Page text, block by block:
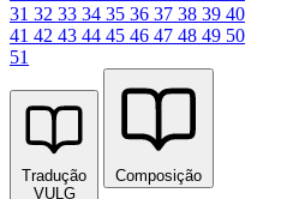
31 32 33 34 35 36 37 38 39 40
41 42 43 44 45 46 47 48 49 50
51
Tradução
VULG
Composição